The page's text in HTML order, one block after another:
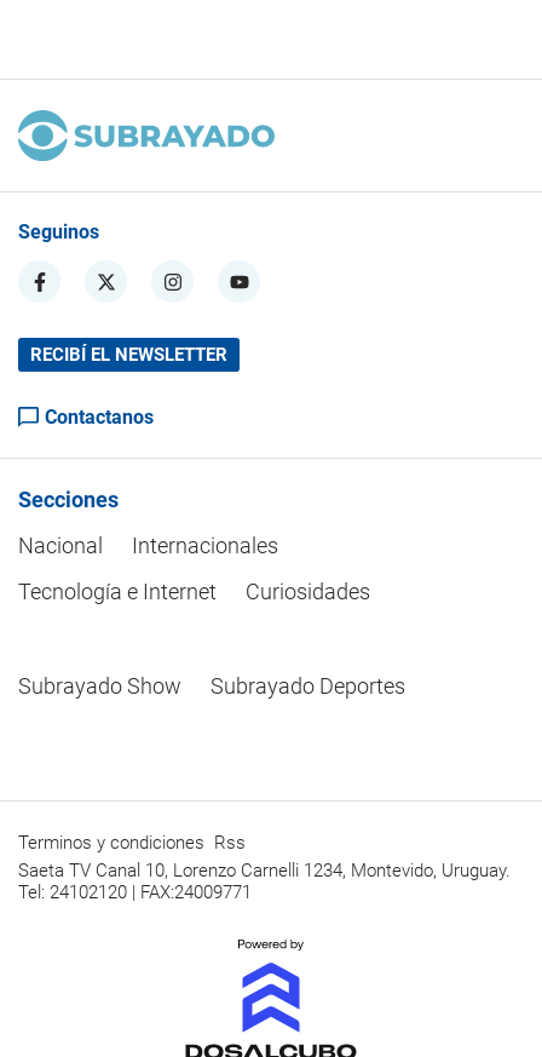
Seguinos
RECIBÍ EL NEWSLETTER
Contactanos
Secciones
Nacional
Internacionales
Tecnología e Internet
Curiosidades
Subrayado Show Subrayado Deportes
Terminos y condiciones Rss
Saeta TV Canal 10, Lorenzo Carnelli 1234, Montevido, Uruguay.
Tel: 24102120 | FAX:24009771